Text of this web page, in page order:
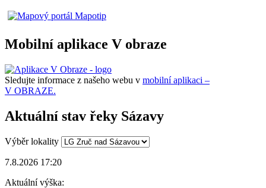
Mobilní aplikace V obraze
Sledujte informace z našeho webu v mobilní aplikaci –
V OBRAZE.
Aktuální stav řeky Sázavy
Výběr lokality
7.8.2026 17:20
Aktuální výška: